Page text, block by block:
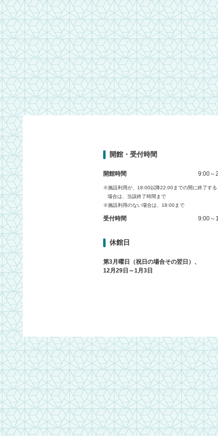
開館・受付時間
開館時間 9:00～
※施設利用が、18:00以降22:00までの間に終了する
場合は、当該終了時間まで
※施設利用のない場合は、18:00まで
受付時間 9:00～
休館日
第3月曜日（祝日の場合その翌日）、
12月29日～1月3日